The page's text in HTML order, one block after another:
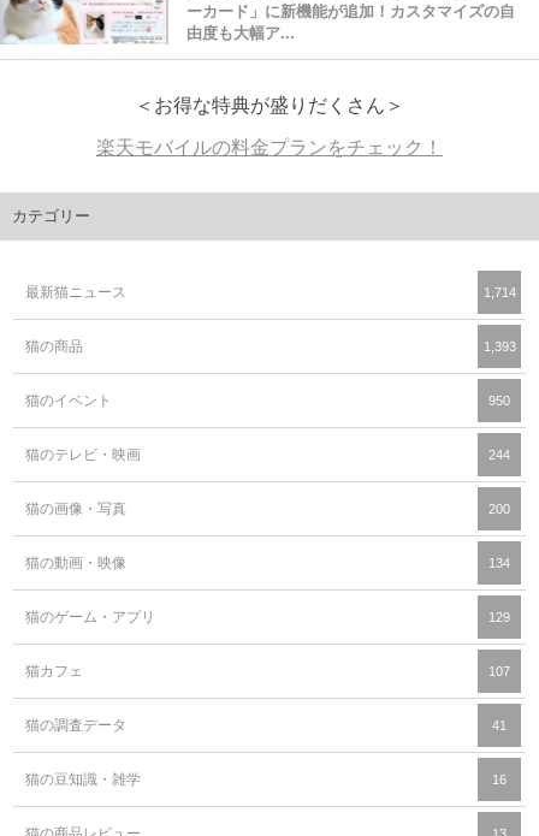
ーカード」に新機能が追加！カスタマイズの自
由度も大幅ア...
＜お得な特典が盛りだくさん＞
楽天モバイルの料金プランをチェック！
カテゴリー
最新猫ニュース 1,714
猫の商品 1,393
猫のイベント 950
猫のテレビ・映画 244
猫の画像・写真 200
猫の動画・映像 134
猫のゲーム・アプリ 129
猫カフェ 107
猫の調査データ 41
猫の豆知識・雑学 16